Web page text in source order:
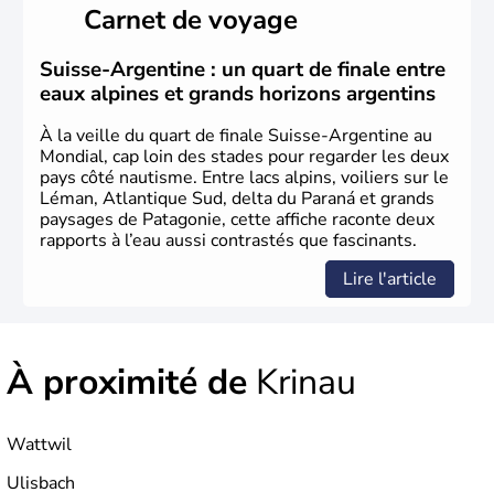
féodal marque la naissance de la Suisse sous la forme
d'une alliance composée de plusieurs cantons. L'Etat
fédéral n'est créé qu'en 1848 et signe l'abolition des
frontières, ainsi que l'établissement d'une monnaie
unique et d'une armée. La première constitution est
rédigée à la même année, le droit de référendum est
ajouté 26 ans plus tard.
Carnet de voyage
Suisse-Argentine : un quart de finale entre
eaux alpines et grands horizons argentins
À la veille du quart de finale Suisse-Argentine au
Mondial, cap loin des stades pour regarder les deux
pays côté nautisme. Entre lacs alpins, voiliers sur le
Léman, Atlantique Sud, delta du Paraná et grands
paysages de Patagonie, cette affiche raconte deux
rapports à l’eau aussi contrastés que fascinants.
Lire l'article
À proximité de Krinau
Wattwil
Ulisbach